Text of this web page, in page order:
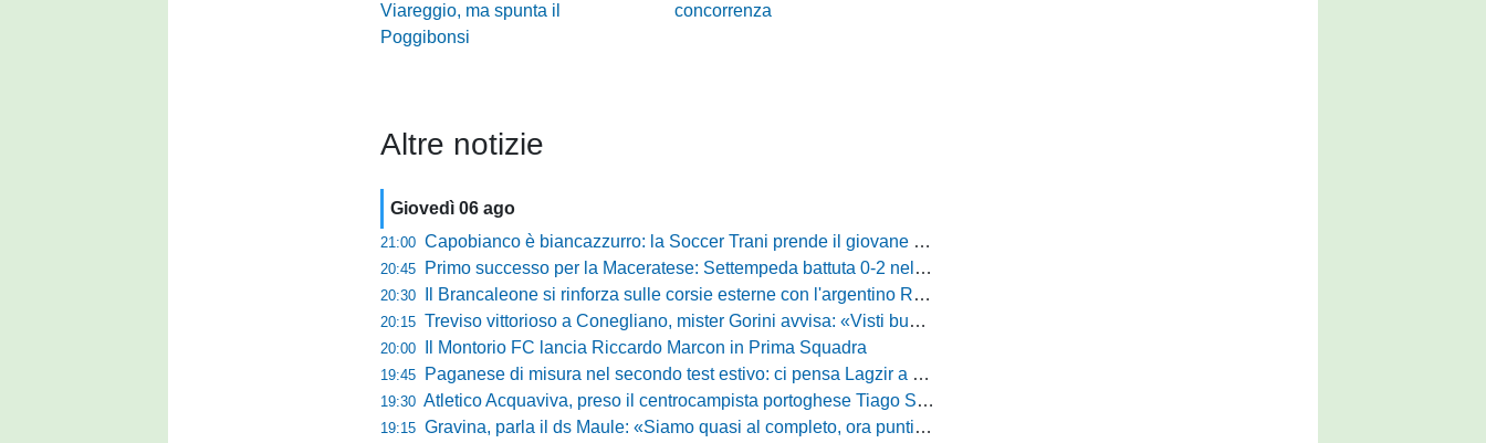
Viareggio, ma spunta il
Poggibonsi
concorrenza
Altre notizie
Giovedì 06 ago
21:00 Capobianco è biancazzurro: la Soccer Trani prende il giovane attaccante ex Monopoli
20:45 Primo successo per la Maceratese: Settempeda battuta 0-2 nella ripresa
20:30 Il Brancaleone si rinforza sulle corsie esterne con l'argentino Rotela
20:15 Treviso vittorioso a Conegliano, mister Gorini avvisa: «Visti buoni spunti, ma c'è ancora tanto da lavorare»
20:00 Il Montorio FC lancia Riccardo Marcon in Prima Squadra
19:45 Paganese di misura nel secondo test estivo: ci pensa Lagzir a piegare l'Equipe Campania
19:30 Atletico Acquaviva, preso il centrocampista portoghese Tiago Santos
19:15 Gravina, parla il ds Maule: «Siamo quasi al completo, ora puntiamo sugli esterni d'attacco»